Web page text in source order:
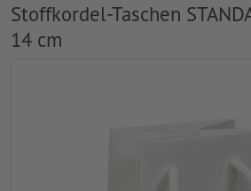
Stoffkordel-Taschen
14 cm